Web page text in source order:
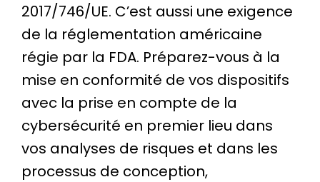
2017/746/UE. C’est aussi une exigence
de la réglementation américaine
régie par la FDA. Préparez-vous à la
mise en conformité de vos dispositifs
avec la prise en compte de la
cybersécurité en premier lieu dans
vos analyses de risques et dans les
processus de conception,